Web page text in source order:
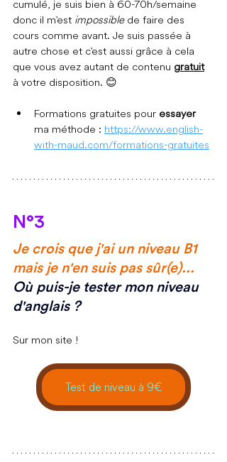
cumulé, je suis bien à 60-70h/semaine
donc il m'est impossible de faire des
cours comme avant. Je suis passée à
autre chose et c'est aussi grâce à cela
que vous avez autant de contenu gratuit
à votre disposition. 😊
Formations gratuites pour essayer
ma méthode : https://www.english-
with-maud.com/formations-gratuites
N°3
Je crois que j'ai un niveau B1
mais je n'en suis pas sûr(e)...
Où puis-je tester mon niveau
d'anglais ?
Sur mon site !
Test de niveau à 9€